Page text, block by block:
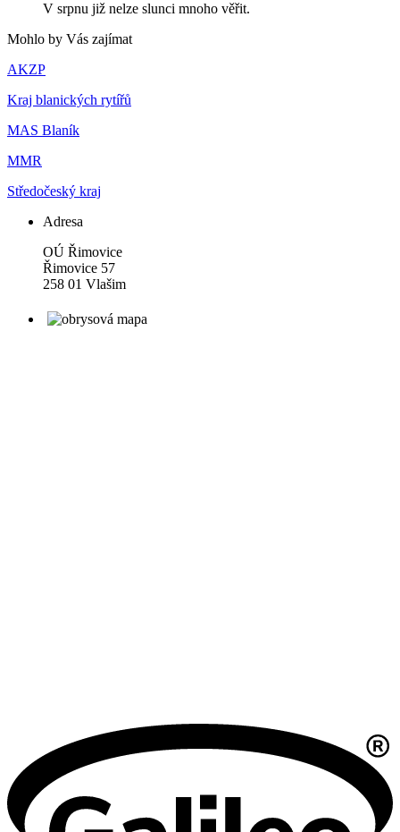
V srpnu již nelze slunci mnoho věřit.
Mohlo by Vás zajímat
AKZP
Kraj blanických rytířů
MAS Blaník
MMR
Středočeský kraj
Adresa
OÚ Řimovice
Řimovice 57
258 01 Vlašim